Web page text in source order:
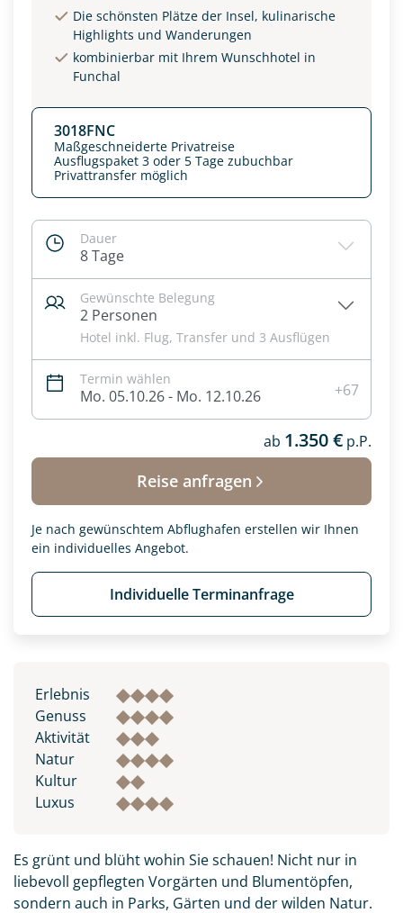
Die schönsten Plätze der Insel, kulinarische
Highlights und Wanderungen
kombinierbar mit Ihrem Wunschhotel in
Funchal
3018FNC
Maßgeschneiderte Privatreise
Ausflugspaket 3 oder 5 Tage zubuchbar
Privattransfer möglich
Dauer
8 Tage
Gewünschte Belegung
2 Personen
Hotel inkl. Flug, Transfer und 3 Ausflügen
Termin wählen
Mo. 05.10.26 - Mo. 12.10.26 +67
ab 1.350 € p.P.
Reise anfragen
Je nach gewünschtem Abflughafen erstellen wir Ihnen
ein individuelles Angebot.
Individuelle Terminanfrage
Erlebnis
Genuss
Aktivität
Natur
Kultur
Luxus
Es grünt und blüht wohin Sie schauen! Nicht nur in
liebevoll gepflegten Vorgärten und Blumentöpfen,
sondern auch in Parks, Gärten und der wilden Natur.
Option 1 Option 2
Datenschutz & Transparenz ist uns sehr wichtig!
Die Anfrage wird via SSL verschlüsselt an unseren Server
geschickt. Mit Absenden des Formulars, erklären Sie, dass
Widerrufhinweisezur
Kenntnis genommen und akzeptiert haben.